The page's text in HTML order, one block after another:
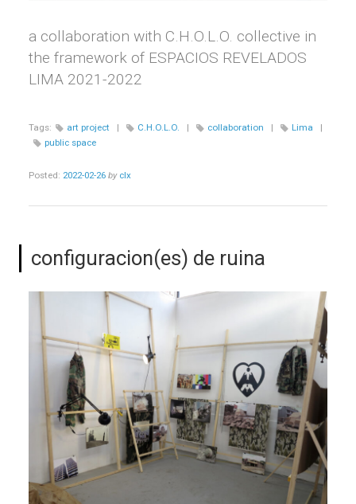
a collaboration with C.H.O.L.O. collective in
the framework of ESPACIOS REVELADOS
LIMA 2021-2022
Tags: art project | C.H.O.L.O. | collaboration | Lima
|
public space
Posted: 2022-02-26 by clx
configuracion(es) de ruina